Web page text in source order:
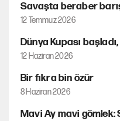
Savaşta beraber
12 Temmuz 2026
Dünya Kupası
12 Haziran 2026
Bir fıkra bin özür
8 Haziran 2026
Mavi Ay mavi